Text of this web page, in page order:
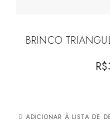
BRINCO
R$
ADICIONAR À LISTA DE